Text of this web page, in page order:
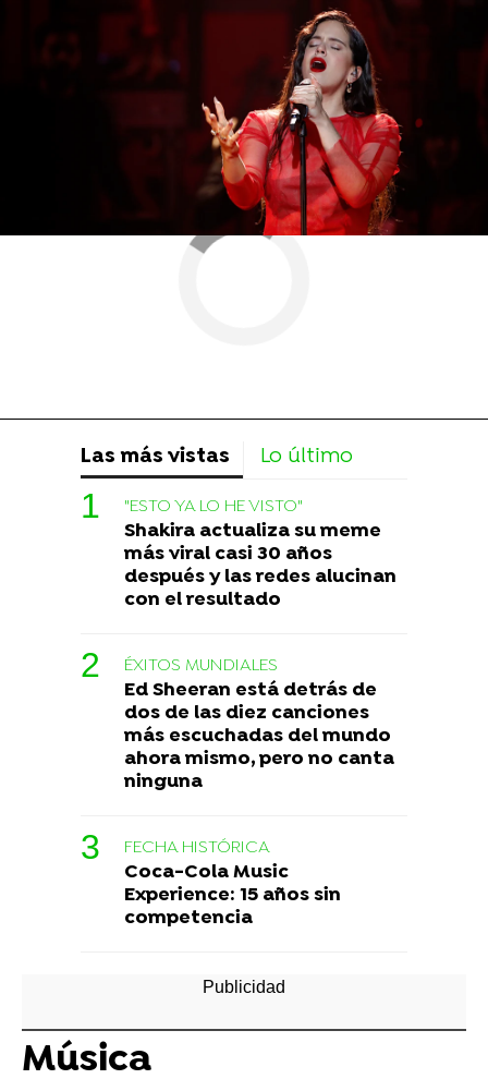
Mad Cool
Las más vistas Lo último
"ESTO YA LO HE VISTO"
Shakira actualiza su meme
más viral casi 30 años
después y las redes alucinan
con el resultado
ÉXITOS MUNDIALES
Ed Sheeran está detrás de
dos de las diez canciones
más escuchadas del mundo
ahora mismo, pero no canta
ninguna
FECHA HISTÓRICA
Coca-Cola Music
Experience: 15 años sin
competencia
Música